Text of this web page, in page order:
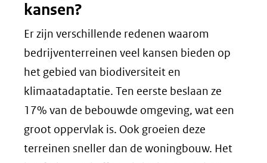
kansen?
Er zijn verschillende redenen waarom
bedrijventerreinen veel kansen bieden op
het gebied van biodiversiteit en
klimaatadaptatie. Ten eerste beslaan ze
17% van de bebouwde omgeving, wat een
groot oppervlak is. Ook groeien deze
terreinen sneller dan de woningbouw. Het